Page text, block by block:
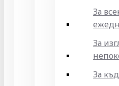
За
За
За